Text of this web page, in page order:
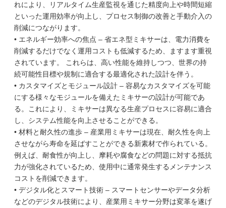
れにより、リアルタイム生産監視を通じた精度向上や時間短縮
といった運用効率が向上し、プロセス制御の改善と手動介入の
削減につながります。
• エネルギー効率への焦点 – 省エネ型ミキサーは、電力消費を
削減するだけでなく運用コストも低減するため、ますます重視
されています。 これらは、高い性能を維持しつつ、世界の持
続可能性目標や規制に適合する最適化された設計を伴う。
• カスタマイズとモジュール設計 – 容易なカスタマイズを可能
にする様々なモジュールを備えたミキサーの設計が可能であ
る。これにより、ミキサーは異なる生産プロセスに容易に適合
し、システム性能を向上させることができる。
• 材料と耐久性の進歩 – 産業用ミキサーは現在、耐久性を向上
させながら寿命を延ばすことができる新素材で作られている。
例えば、耐食性が向上し、摩耗や腐食などの問題に対する抵抗
力が強化されているため、使用中に通常発生するメンテナンス
コストを削減できます。
• デジタル化とスマート技術 – スマートセンサーやデータ分析
などのデジタル技術により、産業用ミキサー分野は変革を遂げ